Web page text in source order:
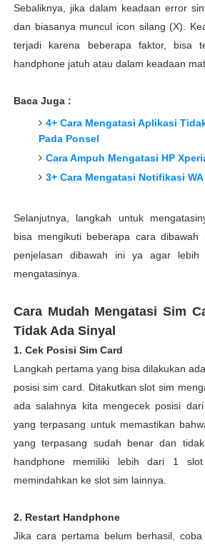
Sebaliknya, jika dalam keadaan error
dan biasanya muncul icon silang (X).
terjadi karena beberapa faktor, bisa
handphone jatuh atau dalam keadaan
Baca Juga :
4+ Cara Mengatasi Aplikasi
Pada Ponsel
Cara Ampuh Mengatasi HP
3+ Cara Mengatasi Notifikasi
Selanjutnya, langkah untuk
bisa mengikuti beberapa cara
penjelasan dibawah ini ya agar lebih
mengatasinya.
Cara Mudah Mengatasi Sim
Tidak Ada Sinyal
1. Cek Posisi Sim Card
Langkah pertama yang bisa dilakukan
posisi sim card. Ditakutkan slot sim
ada salahnya kita mengecek posisi
yang terpasang untuk memastikan
yang terpasang sudah benar dan
handphone memiliki lebih dari 1
memindahkan ke slot sim lainnya.
2. Restart Handphone
Jika cara pertama belum berhasil,